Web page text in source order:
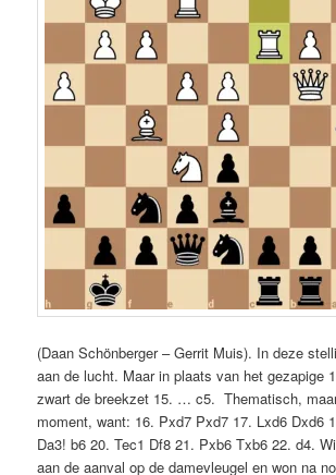
(Daan Schönberger – Gerrit Muis). In deze
aan de lucht. Maar in plaats van het gezapige
zwart de breekzet 15. … c5. Thematisch,
moment, want: 16. Pxd7 Pxd7 17. Lxd6 Dxd6
Da3! b6 20. Tec1 Df8 21. Pxb6 Txb6 22. d4.
aan de aanval op de damevleugel en won na